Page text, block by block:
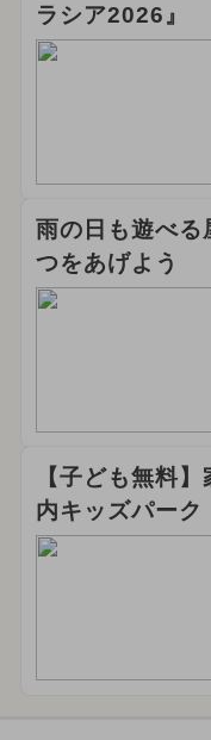
ラシア2026』
雨の日も遊べる
つをあげよう
【子ども無料
内キッズパーク